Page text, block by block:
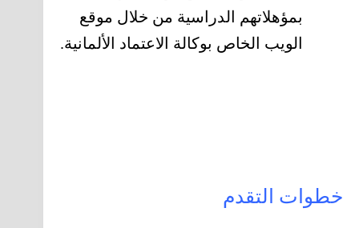
بمؤهلاتهم الدراسية من خلال موقع
الويب الخاص بوكالة الاعتماد الألمانية.
خطوات التقدم